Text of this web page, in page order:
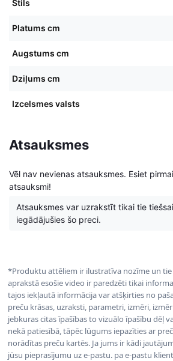
Stils
Platums cm
Augstums cm
Dziļums cm
Izcelsmes valsts
Atsauksmes
Vēl nav nevienas atsauksmes. Esiet
atsauksmi!
Atsauksmes var uzrakstīt tikai tie
iegādājušies šo preci.
*Produktu attēliem ir ilustratīva nozīme un
aprakstā esošie video ir paredzēti tikai
tajos iekļautā informācija var atšķirties no
preču krāsas, uzraksti, parametri, izmēri,
jebkuras citas īpašības to vizuālo īpašību dēļ
nekā patiesībā, tāpēc lūgums iepazīties ar
norādītas preču kartēs. Ja jums ir kādi
jūsu pieprasījumu uz e-pastu. pa e-pastu